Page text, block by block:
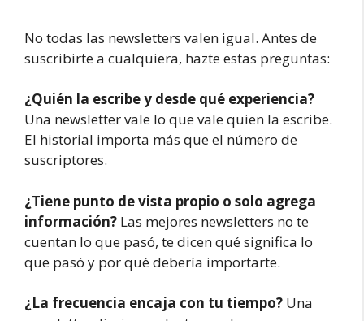
No todas las newsletters valen igual. Antes de
suscribirte a cualquiera, hazte estas preguntas:
¿Quién la escribe y desde qué experiencia?
Una newsletter vale lo que vale quien la escribe.
El historial importa más que el número de
suscriptores.
¿Tiene punto de vista propio o solo agrega
información? Las mejores newsletters no te
cuentan lo que pasó, te dicen qué significa lo
que pasó y por qué debería importarte.
¿La frecuencia encaja con tu tiempo? Una